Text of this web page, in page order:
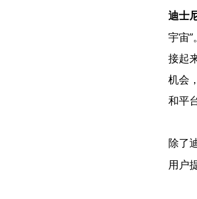
迪士
宇宙
接起
机会
和平
除了
用户